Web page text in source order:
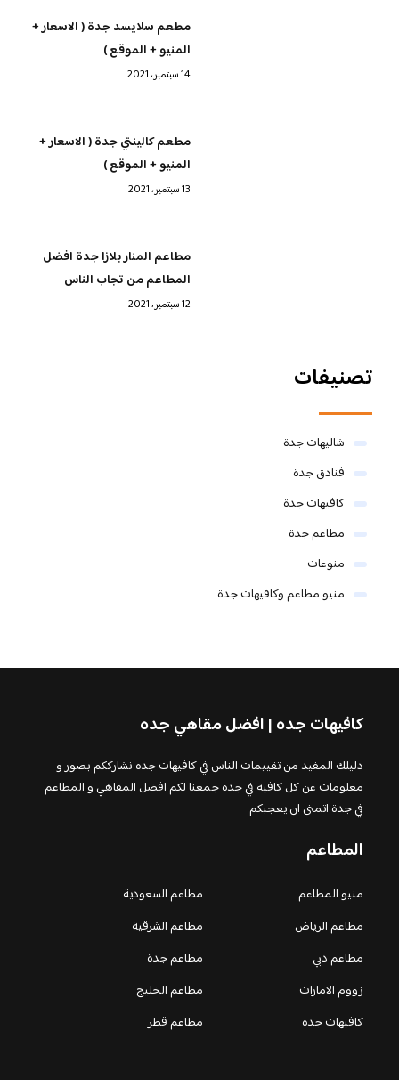
مطعم سلايسد جدة ( الاسعار +
المنيو + الموقع )
14 سبتمبر، 2021
مطعم كالينتي جدة ( الاسعار +
المنيو + الموقع )
13 سبتمبر، 2021
مطاعم المنار بلازا جدة افضل
المطاعم من تجاب الناس
12 سبتمبر، 2021
تصنيفات
شاليهات جدة
فنادق جدة
كافيهات جدة
مطاعم جدة
منوعات
منيو مطاعم وكافيهات جدة
كافيهات جده | افضل مقاهي جده
دليلك المفيد من تقييمات الناس في كافيهات جده نشارككم بصور و
معلومات عن كل كافيه في جده جمعنا لكم افضل المقاهي و المطاعم
في جدة اتمنى ان يعجبكم
المطاعم
منيو المطاعم
مطاعم السعودية
مطاعم الرياض
مطاعم الشرقية
مطاعم دبي
مطاعم جدة
زووم الامارات
مطاعم الخليج
كافيهات جده
مطاعم قطر